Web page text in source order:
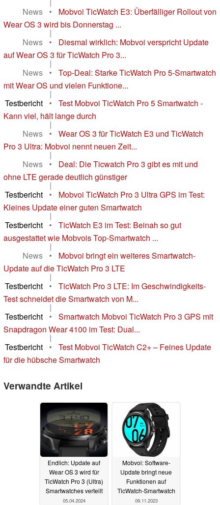
News
•
Mobvoi TicWatch E3: Überfälliger Rollout von
Wear OS 3 wird bis Donnerstag ...
|
News
•
Diesmal wirklich: Mobvoi verspricht Update
auf Wear OS 3 für TicWatch Pro 3...
|
News
•
Top-Deal: Starke TicWatch Pro 5-Smartwatch
mit Wear OS und vielen Funktione...
|
Testbericht
•
Test Mobvoi TicWatch Pro 5 Smartwatch -
Kann viel, hält lange durch
|
News
•
Wear OS 3 für TicWatch E3 und TicWatch
Pro 3 Ultra: Mobvoi nennt neuen Zeit...
|
News
•
Deal: Die Ticwatch Pro 3 gibt es mit und
ohne LTE gerade deutlich günstiger
|
Testbericht
•
Mobvoi TicWatch Pro 3 Ultra GPS im Test:
Kleines Update einer guten Smartwatch
|
Testbericht
•
TicWatch E3 im Test: Beinah so gut
ausgestattet wie Mobvois Top-Smartwatch ...
|
News
•
Mobvoi bringt ein weiteres Smartwatch-
Update auf die TicWatch Pro 3 LTE
|
Testbericht
•
TicWatch Pro 3 LTE: Im Geschwindigkeits-
Test schneidet die Smartwatch von M...
|
Testbericht
•
Smartwatch Mobvoi TicWatch Pro 3 GPS mit
Snapdragon Wear 4100 im Test: Dual...
|
Testbericht
•
Test Mobvoi TicWatch C2+ – Feines Update
für die hübsche Smartwatch
Verwandte Artikel
Endlich: Update auf
Wear OS 3 wird für
TicWatch Pro 3 (Ultra)
Smartwatches verteilt
05.04.2024
Mobvoi: Software-
Update bringt neue
Funktionen auf
TicWatch-Smartwatch
09.11.2023